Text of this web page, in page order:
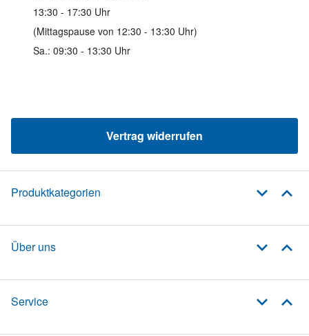
13:30 - 17:30 Uhr
(Mittagspause von 12:30 - 13:30 Uhr)
Sa.: 09:30 - 13:30 Uhr
Vertrag widerrufen
Produktkategorien
Über uns
Service